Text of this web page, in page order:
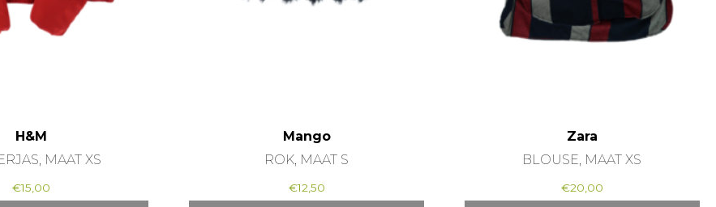
H&M
MAAT XS
€15,00
Mango
ROK, MAAT S
€12,50
Zara
BLOUSE, MAAT XS
€20,00